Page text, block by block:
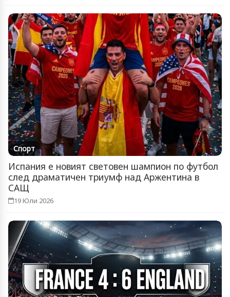
Спорт
Испания е новият световен шампион по футбол
след драматичен триумф над Аржентина в
САЩ
19 Юли 2026